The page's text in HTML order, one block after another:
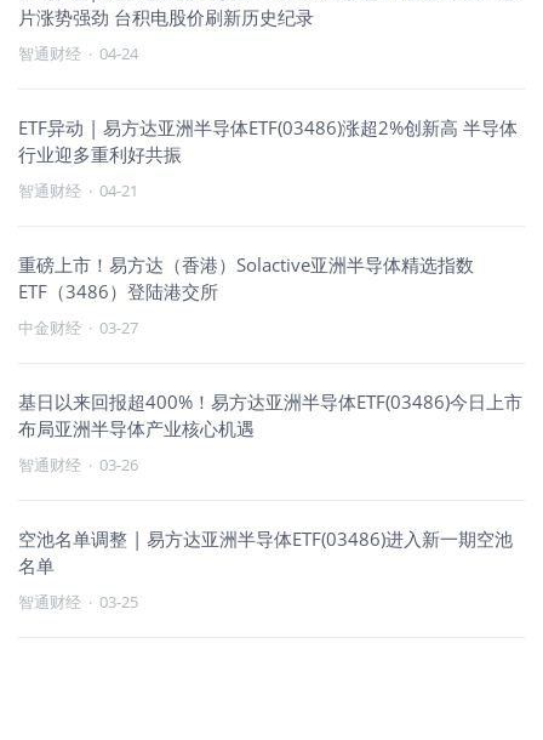
片涨势强劲 台积电股价刷新历史纪录
智通财经 · 04-24
ETF异动 | 易方达亚洲半导体ETF(03486)涨超2%创新高 半导体
行业迎多重利好共振
智通财经 · 04-21
重磅上市！易方达（香港）Solactive亚洲半导体精选指数
ETF（3486）登陆港交所
中金财经 · 03-27
基日以来回报超400%！易方达亚洲半导体ETF(03486)今日上市
布局亚洲半导体产业核心机遇
智通财经 · 03-26
空池名单调整 | 易方达亚洲半导体ETF(03486)进入新一期空池
名单
智通财经 · 03-25